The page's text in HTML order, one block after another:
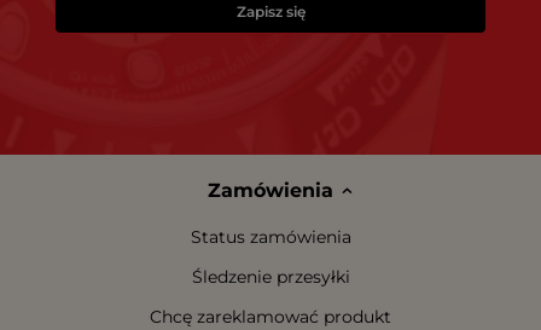
Zapisz się
Zamówienia
Status zamówienia
Śledzenie przesyłki
Chcę zareklamować produkt